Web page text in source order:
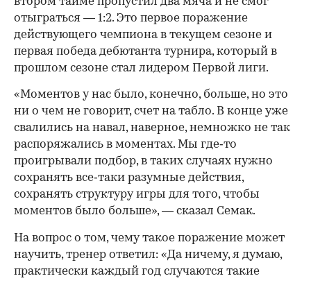
отыграться — 1:2. Это первое поражение
действующего чемпиона в текущем сезоне и
первая победа дебютанта турнира, который в
прошлом сезоне стал лидером Первой лиги.
«Моментов у нас было, конечно, больше, но это
ни о чем не говорит, счет на табло. В конце уже
свалились на навал, наверное, немножко не так
распоряжались в моментах. Мы где‑то
проигрывали подбор, в таких случаях нужно
сохранять все‑таки разумные действия,
сохранять структуру игры для того, чтобы
моментов было больше», — сказал Семак.
На вопрос о том, чему такое поражение может
научить, тренер ответил: «Да ничему, я думаю,
практически каждый год случаются такие